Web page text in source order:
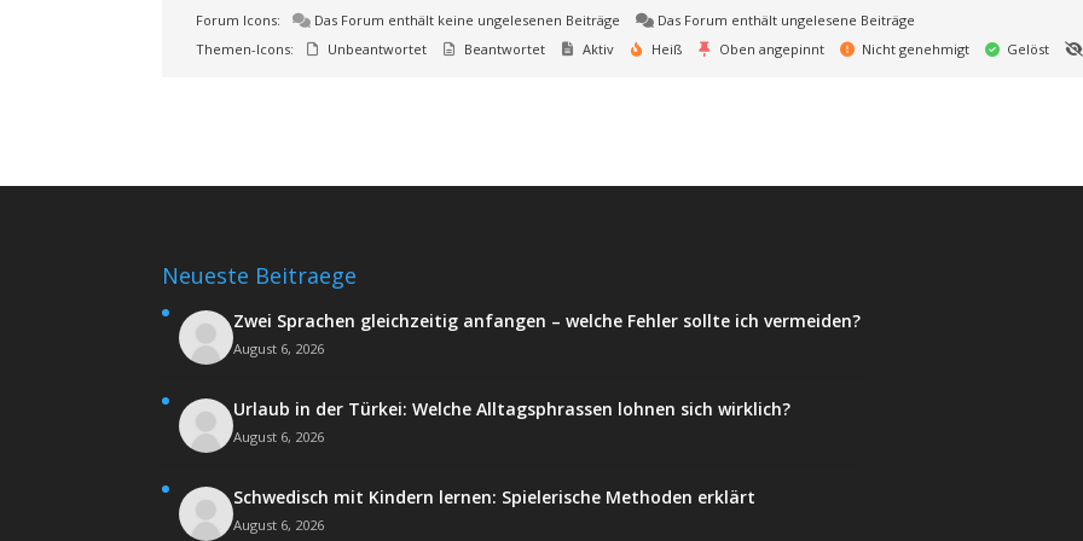
Forum Icons: Das Forum enthält keine ungelesenen Beiträge
Das Forum enthält ungelesene Beiträge
Themen-Icons:
Unbeantwortet Beantwortet Aktiv Heiß Oben angepinnt Nicht genehmigt Gelöst
Neueste Beitraege
Zwei Sprachen gleichzeitig anfangen – welche Fehler sollte ich vermeiden?
August 6, 2026
Urlaub in der Türkei: Welche Alltagsphrassen lohnen sich wirklich?
August 6, 2026
Schwedisch mit Kindern lernen: Spielerische Methoden erklärt
August 6, 2026